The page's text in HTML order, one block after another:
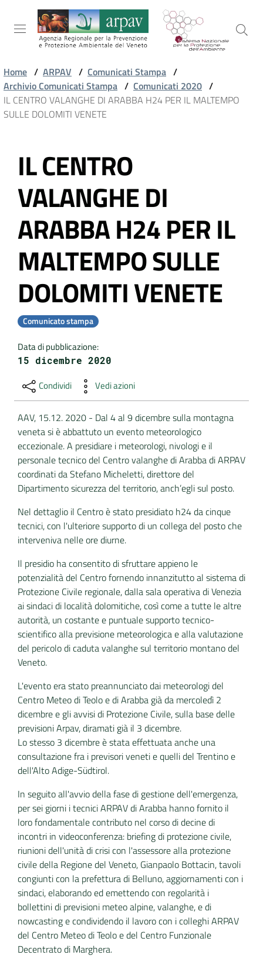
Salta al contenuto
Salta alla navigazione
Salta al footer
ARPAV
AMBIENTALI
TERRITORIO
SERVIZI
DATI
AMBIENTALI
Seguici
su
Home / ARPAV / Comunicati Stampa /
Archivio Comunicati Stampa / Comunicati 2020 /
IL CENTRO VALANGHE DI ARABBA H24 PER IL MALTEMPO
SULLE DOLOMITI VENETE
Vai al contenuto
IL CENTRO
VALANGHE DI
ARABBA H24 PER IL
MALTEMPO SULLE
DOLOMITI VENETE
Comunicato stampa
Data di pubblicazione:
15 dicembre 2020
Condividi Vedi azioni
AAV, 15.12. 2020 - Dal 4 al 9 dicembre sulla montagna
veneta si è abbattuto un evento meteorologico
eccezionale. A presidiare i meteorologi, nivologi e il
personale tecnico del Centro valanghe di Arabba di ARPAV
coordinati da Stefano Micheletti, direttore del
Dipartimento sicurezza del territorio, anch’egli sul posto.
Nel dettaglio il Centro è stato presidiato h24 da cinque
tecnici, con l'ulteriore supporto di un collega del posto che
interveniva nelle ore diurne.
Il presidio ha consentito di sfruttare appieno le
potenzialità del Centro fornendo innanzitutto al sistema di
Protezione Civile regionale, dalla sala operativa di Venezia
ai sindaci di località dolomitiche, così come a tutte le altre
autorità, un costante e puntuale supporto tecnico-
scientifico alla previsione meteorologica e alla valutazione
del pericolo di caduta valanghe sul territorio montano del
Veneto.
L'evento era stato preannunciato dai meteorologi del
Centro Meteo di Teolo e di Arabba già da mercoledì 2
dicembre e gli avvisi di Protezione Civile, sulla base delle
previsioni Arpav, diramati già il 3 dicembre.
Lo stesso 3 dicembre è stata effettuata anche una
consultazione fra i previsori veneti e quelli del Trentino e
dell'Alto Adige-Südtirol.
In seguito all'avvio della fase di gestione dell'emergenza,
per sei giorni i tecnici ARPAV di Arabba hanno fornito il
loro fondamentale contributo nel corso di decine di
incontri in videoconferenza: briefing di protezione civile,
riunioni dell'unità di crisi con l'assessore alla protezione
civile della Regione del Veneto, Gianpaolo Bottacin, tavoli
congiunti con la prefettura di Belluno, aggiornamenti con i
sindaci, elaborando ed emettendo con regolarità i
bollettini di previsioni meteo alpine, valanghe, e di
nowcasting e condividendo il lavoro con i colleghi ARPAV
del Centro Meteo di Teolo e del Centro Funzionale
Decentrato di Marghera.